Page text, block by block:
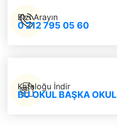
Bizi Arayın
0 212 795 05 60
Kataloğu İndir
BU OKUL BAŞKA OKUL